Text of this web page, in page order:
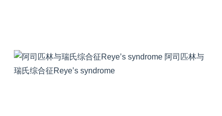
阿司匹林与
瑞氏综合征Reye’s syndrome